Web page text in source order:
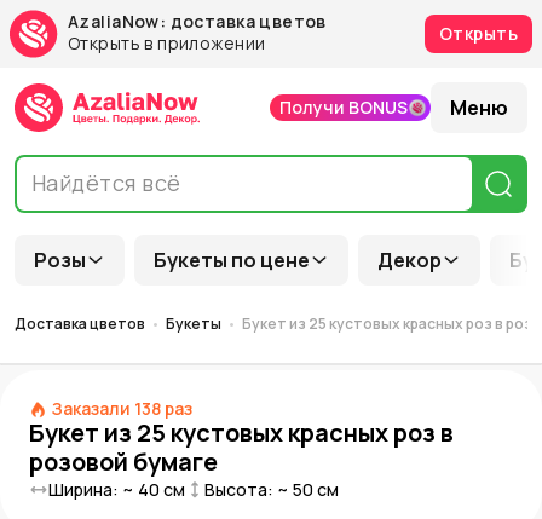
AzaliaNow: доставка цветов
Открыть в приложении
Открыть
Розы Букеты по цене Декор
Получи BONUS Меню
Доставка цветов Букеты Букет из 25 кустовых красных роз в
Заказали 138 раз
Букет из 25 кустовых красных роз в
розовой бумаге
Ширина: ~ 40 см Высота: ~ 50 см